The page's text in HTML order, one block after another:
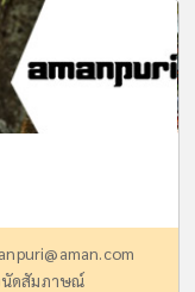
นัดสัมภาษณ์